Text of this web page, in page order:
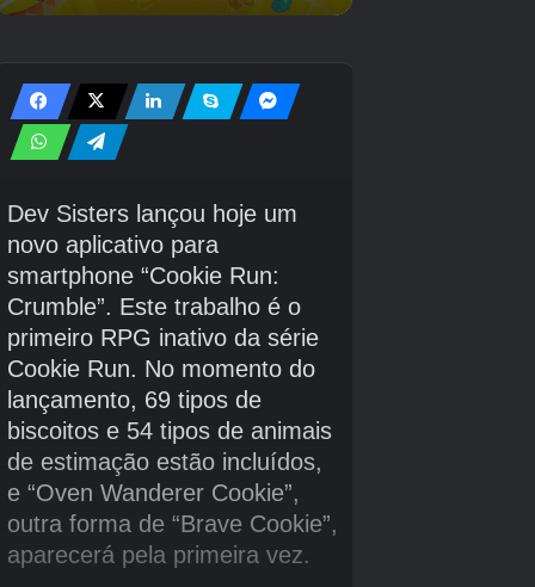
Mudando o Modo de Jogo
Altera o modo de jogo entre as opções:
aventura, criativo, espectador ou sobrevivência.
estilos de jogo.
Outros Comandos Universais
/give [quantidade]: Adiciona itens ao inventário do jogador.
/kill : Mata instantaneamente a criatura ou jogador
especificado.
/tp [nome objeto]: Teleporta uma entidade ou jogador para
outro local.
/timeset
: Define o tempo do jogo para o valor especificado.
/playsound [item] [volume] [tom] [volume mínimo]